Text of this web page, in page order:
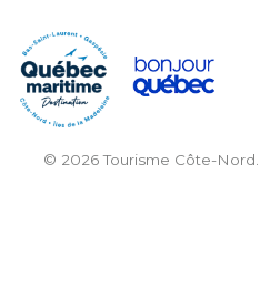
© 2026 Tourisme Côte-Nord.